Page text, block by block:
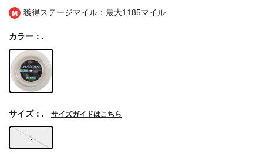
獲得ステージマイル：最大1185マイル
カラー：.
.
サイズ：. サイズガイドはこちら